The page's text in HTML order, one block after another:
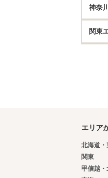
神奈
関東
エリア
北海道・
関東
甲信越・